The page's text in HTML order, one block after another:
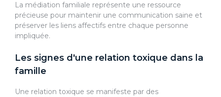
La médiation familiale représente une ressource
précieuse pour maintenir une communication saine et
préserver les liens affectifs entre chaque personne
impliquée.
Les signes d'une relation toxique dans la
famille
Une relation toxique se manifeste par des